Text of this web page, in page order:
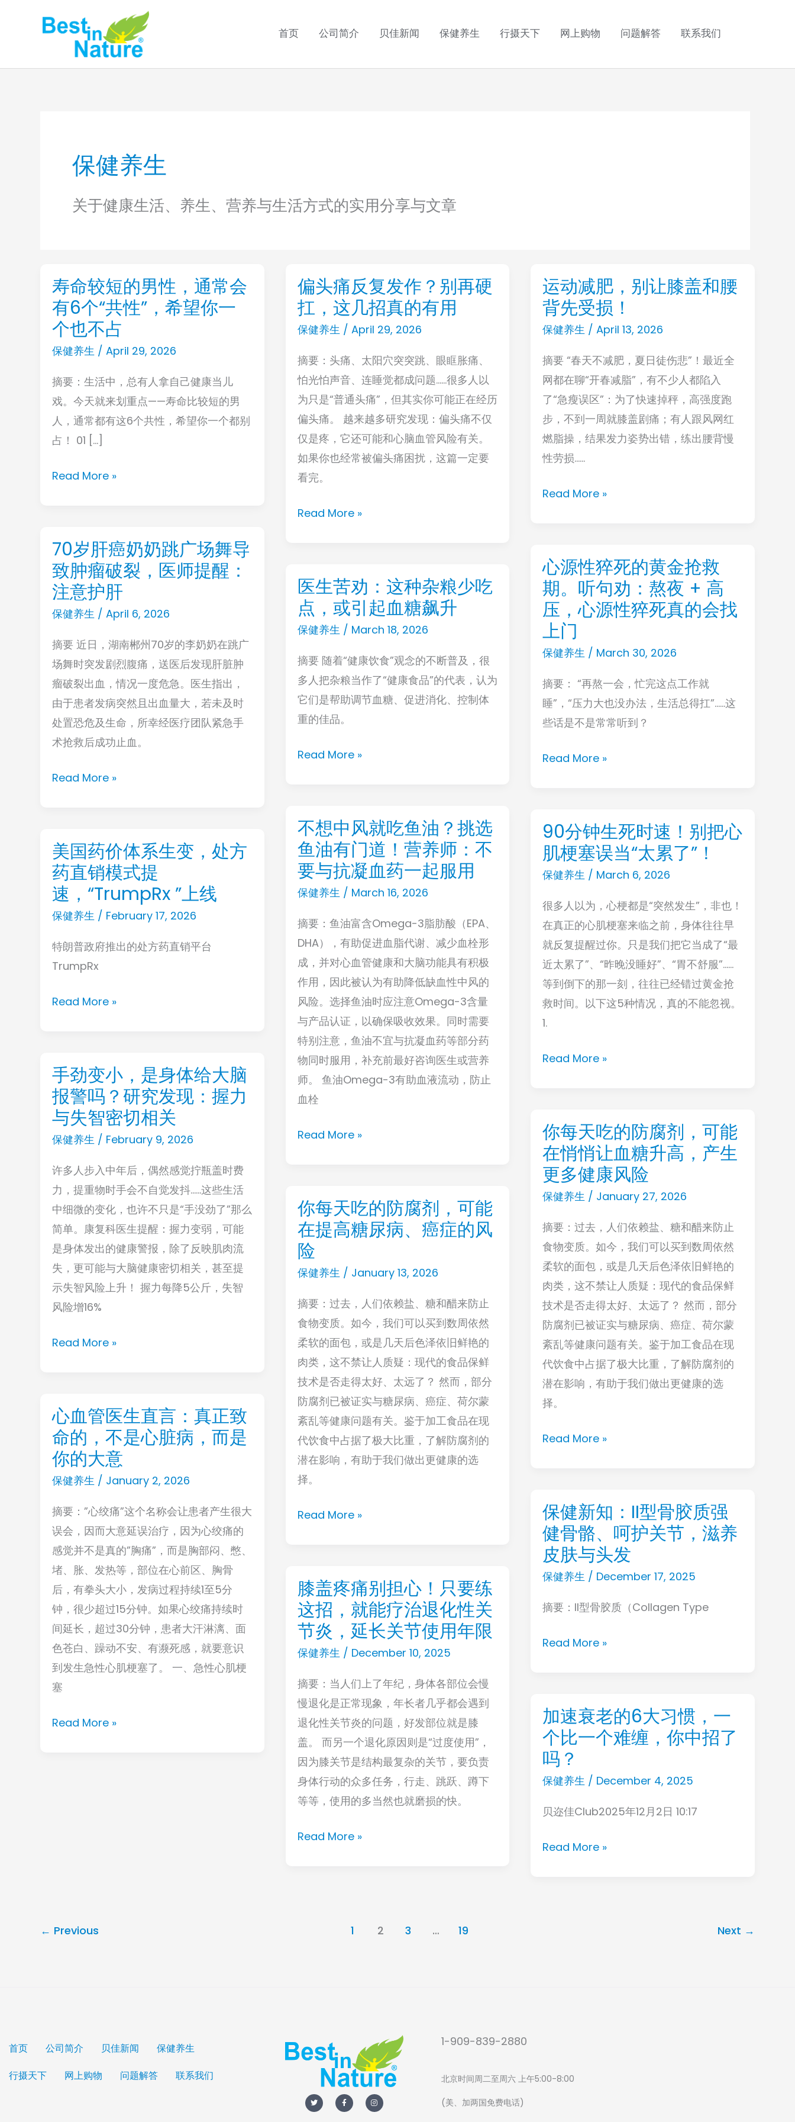
首页 公司简介 贝佳新闻 保健养生 行摄天下 网上购物 问题解答 联系我们
保健养生
关于健康生活、养生、营养与生活方式的实用分享与文章
寿命较短的男性，通常会
有6个“共性”，希望你一
个也不占
保健养生 / April 29, 2026
摘要：生活中，总有人拿自己健康当儿
戏。今天就来划重点——寿命比较短的男
人，通常都有这6个共性，希望你一个都别
占！ 01 […]
寿
命
较
短
男
性，
通
常
有
性”，
希
望
你
一
个
也
不
占
Read More »
偏头痛反复发作？别再硬
扛，这几招真的有用
保健养生/ April 29, 2026
摘要：头痛、太阳穴突突跳、眼眶胀痛、
怕光怕声音、连睡觉都成问题……很多人以
为只是“普通头痛”，但其实你可能正在经历
偏头痛。 越来越多研究发现：偏头痛不仅
仅是疼，它还可能和心脑血管风险有关。
如果你也经常被偏头痛困扰，这篇一定要
看完。
偏
头
痛
复
发
作？
别
再
硬
扛，
几
的
有
用
Read More »
运动减肥，别让膝盖和腰
背先受损！
保健养生 /April 13, 2026
摘要 “春天不减肥，夏日徒伤悲”！最近全
网都在聊“开春减脂”，有不少人都陷入
了“急瘦误区”：为了快速掉秤，高强度跑
步，不到一周就膝盖剧痛；有人跟风网红
燃脂操，结果发力姿势出错，练出腰背慢
性劳损……
运
动
减
别
让
膝
盖
和
腰
先
Read More »
70岁肝癌奶奶跳广场舞导
致肿瘤破裂，医师提醒：
注意护肝
保健养生 / April 6, 2026
摘要 近日，湖南郴州70岁的李奶奶在跳广
场舞时突发剧烈腹痛，送医后发现肝脏肿
瘤破裂出血，情况一度危急。医生指出，
由于患者发病突然且出血量大，若未及时
处置恐危及生命，所幸经医疗团队紧急手
术抢救后成功止血。
70
岁
肝
癌
奶
跳
广
场
舞
导
肿
裂，
医
师
提
醒：
注
意
肝
Read More »
心源性猝死的黄金抢救
期。听句劝：熬夜 + 高
压，心源性猝死真的会找
上门
保健养生 / March 30, 2026
摘要： “再熬一会，忙完这点工作就
睡”，“压力大也没办法，生活总得扛”……这
些话是不是常常听到？
心
源
性
猝
的
黄
金
抢
期。
熬
夜
+
高
压，
心
源
性
猝
死
的
门
Read More »
医生苦劝：这种杂粮少吃
点，或引起血糖飙升
保健养生/ March 18, 2026
摘要 随着“健康饮食”观念的不断普及，很
多人把杂粮当作了“健康食品”的代表，认为
它们是帮助调节血糖、促进消化、控制体
重的佳品。
医
生
苦
这
种
杂
粮
吃
引
起
血
糖
飙
升
Read More »
不想中风就吃鱼油？挑选
鱼油有门道！营养师：不
要与抗凝血药一起服用
保健养生/ March 16, 2026
摘要：鱼油富含Omega-3脂肪酸（EPA、
DHA），有助促进血脂代谢、减少血栓形
成，并对心血管健康和大脑功能具有积极
作用，因此被认为有助降低缺血性中风的
风险。选择鱼油时应注意Omega-3含量
与产品认证，以确保吸收效果。同时需要
特别注意，鱼油不宜与抗凝血药等部分药
物同时服用，补充前最好咨询医生或营养
师。 鱼油Omega-3有助血液流动，防止
血栓
不
想
中
风
吃
鱼
油？
挑
选
鱼
油
有
门
道！
养
要
与
抗
凝
血
药
一
起
服
用
Read More »
90分钟生死时速！别把心
肌梗塞误当“太累了”！
保健养生 / March 6, 2026
很多人以为，心梗都是“突然发生”，非也！
在真正的心肌梗塞来临之前，身体往往早
就反复提醒过你。只是我们把它当成了“最
近太累了”、“昨晚没睡好”、“胃不舒服”……
等到倒下的那一刻，往往已经错过黄金抢
救时间。以下这5种情况，真的不能忽视。
1.
90
分
钟
死
时
速！
别
把
心
肌
塞
累
了”！
Read More »
美国药价体系生变，处方
药直销模式提
速，“TrumpRx ”上线
保健养生 / February 17, 2026
特朗普政府推出的处方药直销平台
TrumpRx
美
国
药
价
系
生
处
直
销
模
式
提
速，“TrumpRx
”上
线
Read More »
手劲变小，是身体给大脑
报警吗？研究发现：握力
与失智密切相关
保健养生 / February 9, 2026
许多人步入中年后，偶然感觉拧瓶盖时费
力，提重物时手会不自觉发抖……这些生活
中细微的变化，也许不只是“手没劲了”那么
简单。康复科医生提醒：握力变弱，可能
是身体发出的健康警报，除了反映肌肉流
失，更可能与大脑健康密切相关，甚至提
示失智风险上升！ 握力每降5公斤，失智
风险增16%
手
劲
变
小，
身
体
给
大
脑
报
警
吗？
究
握
力
与
失
智
密
切
相
关
Read More »
你每天吃的防腐剂，可能
在悄悄让血糖升高，产生
更多健康风险
保健养生 / January 27, 2026
摘要：过去，人们依赖盐、糖和醋来防止
食物变质。如今，我们可以买到数周依然
柔软的面包，或是几天后色泽依旧鲜艳的
肉类，这不禁让人质疑：现代的食品保鲜
技术是否走得太好、太远了？ 然而，部分
防腐剂已被证实与糖尿病、癌症、荷尔蒙
紊乱等健康问题有关。鉴于加工食品在现
代饮食中占据了极大比重，了解防腐剂的
潜在影响，有助于我们做出更健康的选
择。
你
每
天
吃
防
腐
剂，
可
能
在
悄
悄
让
血
升
生
更
多
健
康
风
Read More »
你每天吃的防腐剂，可能
在提高糖尿病、癌症的风
险
保健养生/ January 13, 2026
摘要：过去，人们依赖盐、糖和醋来防止
食物变质。如今，我们可以买到数周依然
柔软的面包，或是几天后色泽依旧鲜艳的
肉类，这不禁让人质疑：现代的食品保鲜
技术是否走得太好、太远了？ 然而，部分
防腐剂已被证实与糖尿病、癌症、荷尔蒙
紊乱等健康问题有关。鉴于加工食品在现
代饮食中占据了极大比重，了解防腐剂的
潜在影响，有助于我们做出更健康的选
择。
你
每
天
吃
防
腐
剂，
可
能
在
提
高
糖
尿
癌
风
险
Read More »
心血管医生直言：真正致
命的，不是心脏病，而是
你的大意
保健养生 / January 2, 2026
摘要：”心绞痛”这个名称会让患者产生很大
误会，因而大意延误治疗，因为心绞痛的
感觉并不是真的”胸痛”，而是胸部闷、憋、
堵、胀、发热等，部位在心前区、胸骨
后，有拳头大小，发病过程持续1至5分
钟，很少超过15分钟。如果心绞痛持续时
间延长，超过30分钟，患者大汗淋漓、面
色苍白、躁动不安、有濒死感，就要意识
到发生急性心肌梗塞了。 一、急性心肌梗
塞
心
血
管
医
直
言：
真
正
致
命
的，
不
是
心
病，
Read More »
保健新知：II型骨胶质强
健骨骼、呵护关节，滋养
皮肤与头发
保健养生 / December 17, 2025
摘要：II型骨胶质（Collagen Type
保
健
新
知：
型
胶
健
骨
骼、
呵
护
关
滋
Read More »
膝盖疼痛别担心！只要练
这招，就能疗治退化性关
节炎，延长关节使用年限
保健养生/ December 10, 2025
摘要：当人们上了年纪，身体各部位会慢
慢退化是正常现象，年长者几乎都会遇到
退化性关节炎的问题，好发部位就是膝
盖。 而另一个退化原因则是“过度使用”，
因为膝关节是结构最复杂的关节，要负责
身体行动的众多任务，行走、跳跃、蹲下
等等，使用的多当然也就磨损的快。
膝
盖
疼
痛
担
心！
只
要
练
这
招，
能
关
使
Read More »
加速衰老的6大习惯，一
个比一个难缠，你中招了
吗？
保健养生 / December 4, 2025
贝迩佳Club2025年12月2日 10:17
加
速
衰
老
6
习
了
Read More »
← Previous 1 2 3 … 19 Next →
首页 公司简介 贝佳新闻
保健养生
行摄天下
网上购物 问题解答 联系我们
T
w
i
F
a
c
I
n
s
1-909-839-2880
北京时间周二至周六 上午5:00-8:00
(美、加两国免费电话)